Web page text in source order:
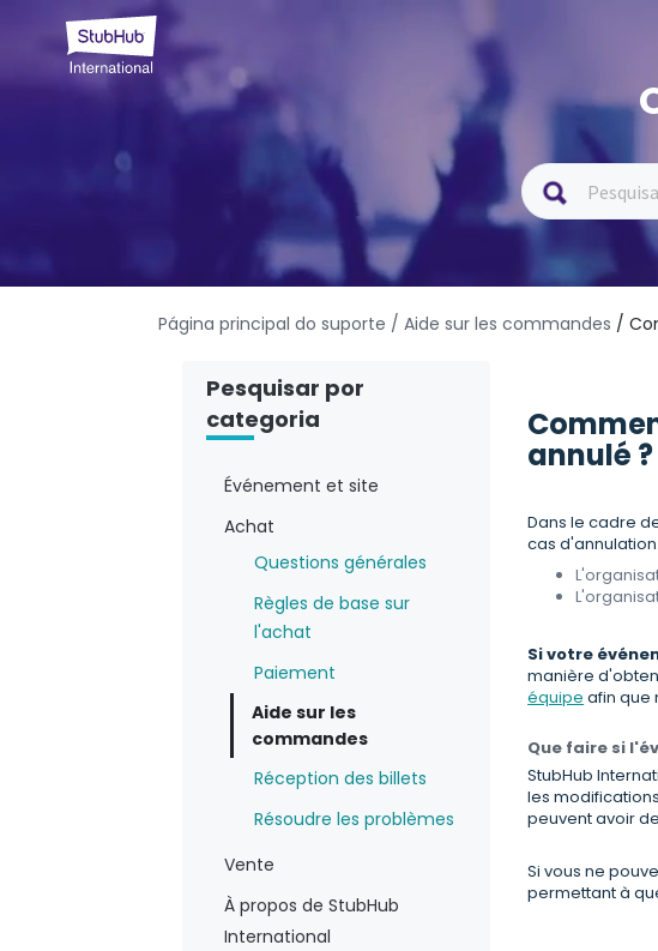
Página principal do suporte / Aide sur les commandes /
Pesquisar por
categoria
Événement et site
Achat
Questions générales
Règles de base sur
l'achat
Paiement
Aide sur les
commandes
Réception des billets
Résoudre les problèmes
Vente
À propos de StubHub
International
annulé ?
Dans le cadre
cas
Si votre
manière
équipe afin que
Que faire si
StubHub
les
peuvent avoir
Si vous ne
permettant à